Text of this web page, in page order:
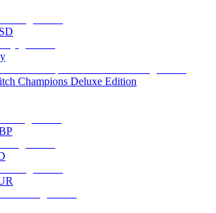
Champions Deluxe Edition